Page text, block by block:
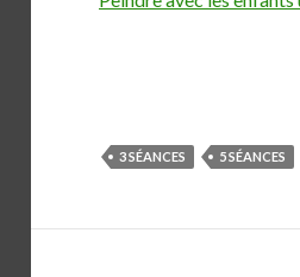
r
3 SÉANCES 5 SÉANCES